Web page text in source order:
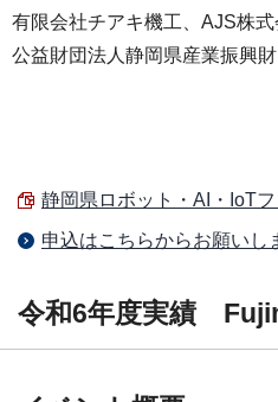
有限会社チアキ機工、AJS株
公益財団法人静岡県産業振興財
静岡県ロボット・AI・IoTフ
申込はこちらからお願いし
令和6年度実績